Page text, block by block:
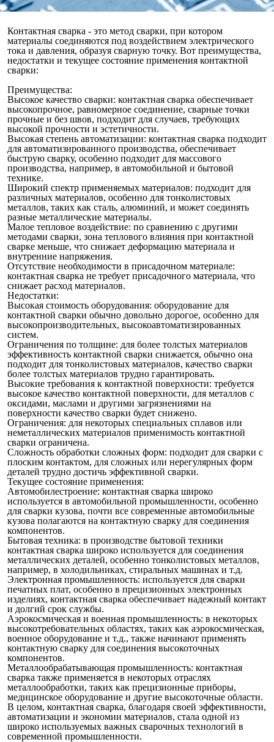
Контактная сварка - это метод сварки, при котором
материалы соединяются под воздействием электрического
тока и давления, образуя сварную точку. Вот преимущества,
недостатки и текущее состояние применения контактной
сварки:
Преимущества:
Высокое качество сварки: контактная сварка обеспечивает
высокопрочное, равномерное соединение, сварные точки
прочные и без швов, подходит для случаев, требующих
высокой прочности и эстетичности.
Высокая степень автоматизации: контактная сварка подходит
для автоматизированного производства, обеспечивает
быструю сварку, особенно подходит для массового
производства, например, в автомобильной и бытовой
технике.
Широкий спектр применяемых материалов: подходит для
различных материалов, особенно для тонколистовых
металлов, таких как сталь, алюминий, и может соединять
разные металлические материалы.
Малое тепловое воздействие: по сравнению с другими
методами сварки, зона теплового влияния при контактной
сварке меньше, что снижает деформацию материала и
внутренние напряжения.
Отсутствие необходимости в присадочном материале:
контактная сварка не требует присадочного материала, что
снижает расход материалов.
Недостатки:
Высокая стоимость оборудования: оборудование для
контактной сварки обычно довольно дорогое, особенно для
высокопроизводительных, высокоавтоматизированных
систем.
Ограничения по толщине: для более толстых материалов
эффективность контактной сварки снижается, обычно она
подходит для тонколистовых материалов, качество сварки
более толстых материалов трудно гарантировать.
Высокие требования к контактной поверхности: требуется
высокое качество контактной поверхности, для металлов с
оксидами, маслами и другими загрязнениями на
поверхности качество сварки будет снижено.
Ограничения: для некоторых специальных сплавов или
неметаллических материалов применимость контактной
сварки ограничена.
Сложность обработки сложных форм: подходит для сварки с
плоским контактом, для сложных или нерегулярных форм
деталей трудно достичь эффективной сварки.
Текущее состояние применения:
Автомобилестроение: контактная сварка широко
используется в автомобильной промышленности, особенно
для сварки кузова, почти все современные автомобильные
кузова полагаются на контактную сварку для соединения
компонентов.
Бытовая техника: в производстве бытовой техники
контактная сварка широко используется для соединения
металлических деталей, особенно тонколистовых металлов,
например, в холодильниках, стиральных машинах и т.д.
Электронная промышленность: используется для сварки
печатных плат, особенно в прецизионных электронных
изделиях, контактная сварка обеспечивает надежный контакт
и долгий срок службы.
Аэрокосмическая и военная промышленность: в некоторых
высокотребовательных областях, таких как аэрокосмическая,
военное оборудование и т.д., также начинают применять
контактную сварку для соединения высокоточных
компонентов.
Металлообрабатывающая промышленность: контактная
сварка также применяется в некоторых отраслях
металлообработки, таких как прецизионные приборы,
медицинское оборудование и другие высокоточные области.
В целом, контактная сварка, благодаря своей эффективности,
автоматизации и экономии материалов, стала одной из
широко используемых важных сварочных технологий в
современной промышленности.